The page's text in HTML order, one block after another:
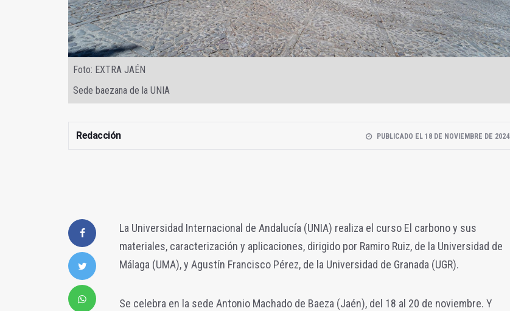
Foto: EXTRA JAÉN
Sede baezana de la UNIA
Redacción PUBLICADO EL 18 DE NOVIEMBRE DE 2024
La Universidad Internacional de Andalucía (UNIA) realiza el curso El carbono y sus
materiales, caracterización y aplicaciones, dirigido por Ramiro Ruiz, de la Universidad de
Málaga (UMA), y Agustín Francisco Pérez, de la Universidad de Granada (UGR).
Se celebra en la sede Antonio Machado de Baeza (Jaén), del 18 al 20 de noviembre. Y